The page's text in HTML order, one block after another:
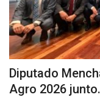
Deporte
Política
Espectáculos
Diputado
Agro 2026